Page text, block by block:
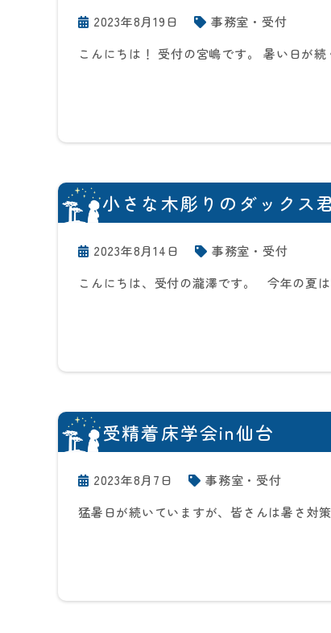
2023年8月19日
事務室・受付
こんにちは！ 受付の宮嶋です。 暑い日が
小さな木彫りのダックス
2023年8月14日
事務室・受付
こんにちは、受付の瀧澤です。 今年の夏
受精着床学会in仙台
2023年8月7日
事務室・受付
猛暑日が続いていますが、皆さんは暑さ対